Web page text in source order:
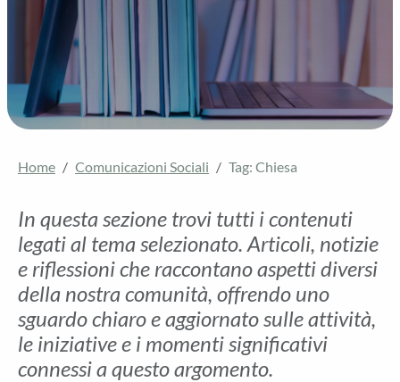
Home Comunicazioni Sociali Tag: Chiesa
In questa sezione trovi tutti i contenuti
legati al tema selezionato. Articoli, notizie
e riflessioni che raccontano aspetti diversi
della nostra comunità, offrendo uno
sguardo chiaro e aggiornato sulle attività,
le iniziative e i momenti significativi
connessi a questo argomento.